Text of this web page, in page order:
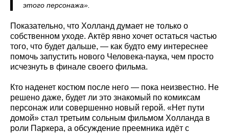
этого персонажа».
Показательно, что Холланд думает не только о
собственном уходе. Актёр явно хочет остаться частью
того, что будет дальше, — как будто ему интереснее
помочь запустить нового Человека-паука, чем просто
исчезнуть в финале своего фильма.
Кто наденет костюм после него — пока неизвестно. Не
решено даже, будет ли это знакомый по комиксам
персонаж или совершенно новый герой. «Нет пути
домой» стал третьим сольным фильмом Холланда в
роли Паркера, а обсуждение преемника идёт с